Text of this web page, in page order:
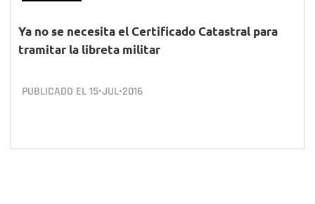
Ya no se necesita el Certificado Catastral para
tramitar la libreta militar
PUBLICADO EL15•JUL•2016